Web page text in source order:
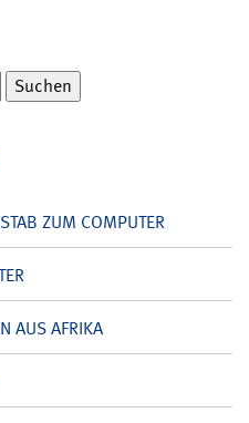
ZUM COMPUTER
AUS AFRIKA